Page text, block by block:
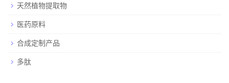
天然植物提取物
医药原料
合成定制产品
多肽